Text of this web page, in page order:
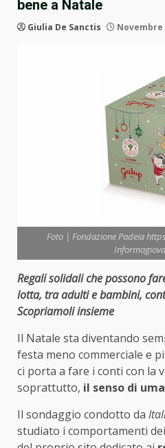
bene a Natale
Giulia De Sanctis Novembre
Foto | Fondazione Padeia
Regali solidali che possono
lotta, tra adulti e bambini,
Scopriamoli insieme
Il Natale sta diventando
festa meno commerciale e
ci porta a fare i conti con la
soprattutto, il senso di
Il sondaggio condotto da
studiato i comportamenti